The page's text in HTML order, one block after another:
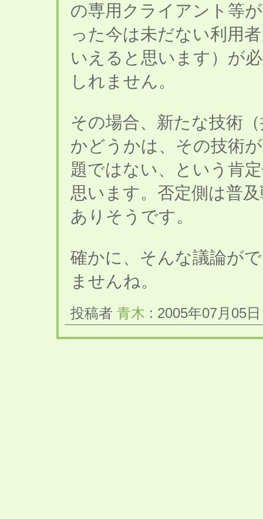
の専用クライアント等
った今は未だない利用
いえると思います）が
しれません。
その場合、新たな技術
かどうかは、その技術
題ではない、という肯
思います。否定側は普
ありそうです。
確かに、そんな議論が
ませんね。
投稿者 青木 : 2005年07月05